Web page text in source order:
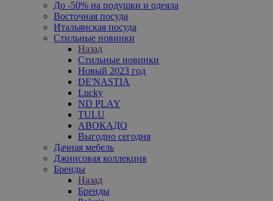
До -50% на подушки и одеяла
Восточная посуда
Итальянская посуда
Стильные новинки
Назад
Стильные новинки
Новый 2023 год
DE'NASTIA
Lucky
ND PLAY
TULU
АВОКАДО
Выгодно сегодня
Дачная мебель
Джинсовая коллекция
Бренды
Назад
Бренды